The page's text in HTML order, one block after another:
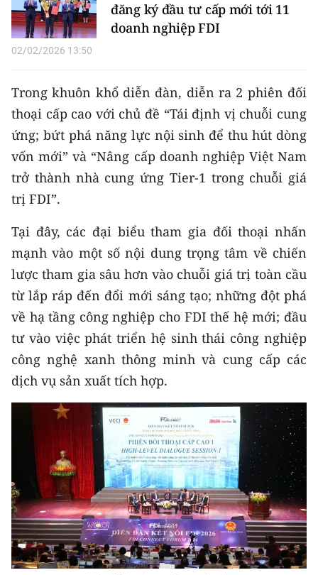
đăng ký đầu tư cấp mới tới 11
doanh nghiệp FDI
02/02/2026 13:50
Trong khuôn khổ diễn đàn, diễn ra 2 phiên đối
thoại cấp cao với chủ đề “Tái định vị chuỗi cung
ứng; bứt phá năng lực nội sinh để thu hút dòng
vốn mới” và “Nâng cấp doanh nghiệp Việt Nam
trở thành nhà cung ứng Tier-1 trong chuỗi giá
trị FDI”.
Tại đây, các đại biểu tham gia đối thoại nhấn
mạnh vào một số nội dung trọng tâm về chiến
lược tham gia sâu hơn vào chuỗi giá trị toàn cầu
từ lắp ráp đến đổi mới sáng tạo; những đột phá
về hạ tầng công nghiệp cho FDI thế hệ mới; đầu
tư vào việc phát triển hệ sinh thái công nghiệp
công nghệ xanh thông minh và cung cấp các
dịch vụ sản xuất tích hợp.